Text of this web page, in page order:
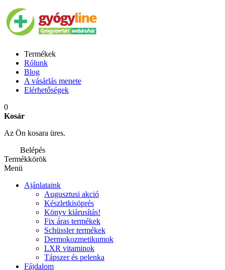
Termékek
Rólunk
Blog
A vásárlás menete
Elérhetőségek
0
Kosár
Az Ön kosara üres.
Belépés
Termékkörök
Menü
Ajánlataink
Augusztusi akció
Készletkisöprés
Könyv kiárusítás!
Fix áras termékek
Schüssler termékek
Dermokozmetikumok
LXR vitaminok
Tápszer és pelenka
Fájdalom